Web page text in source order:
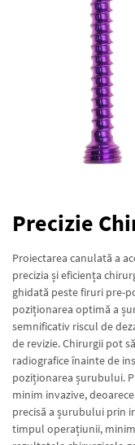
Precizie
Proiectarea canulată a
precizia și eficiența
ghidată peste firuri pre-
poziționarea optimă a
semnificativ riscul de
de revizie. Chirurgii pot
radiografice înainte de
poziționarea șurubului.
minim invazive,
precisă a șurubului prin
timpul operațiunii,